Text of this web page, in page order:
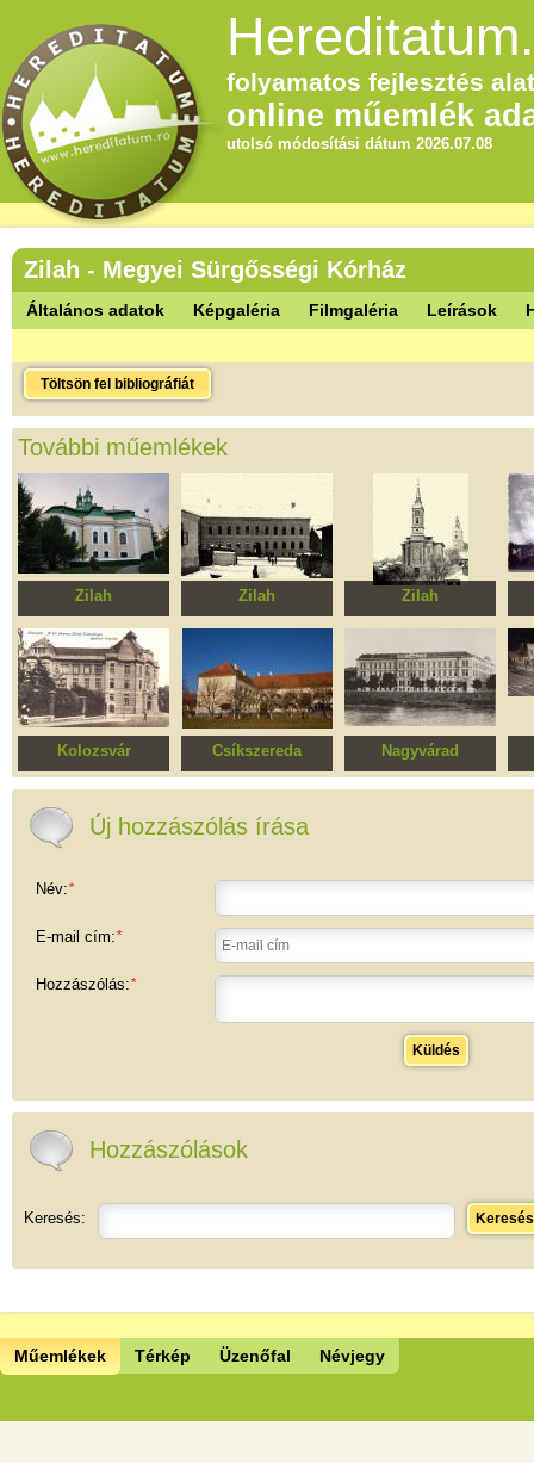
folyamatos fejlesztés
online műemlék
utolsó módosítási dátum 2026.07.08
Zilah - Megyei Sürgősségi Kórház
Általános adatok Képgaléria Filmgaléria Leírások
Töltsön fel bibliográfiát
További műemlékek
Zilah
Református templom
Zilah
Egykori Leányiskola,
iskola
Zilah
Római katolikus
Kolozsvár
Egyetemi Könyvtár
Csíkszereda
Volt vármegyeháza,
Nagyvárad
Emanuil Gojdu
Új hozzászólás írása
Név:*
E-mail cím:*
Hozzászólás:*
Küldés
Hozzászólások
Keresés: Keresés
Műemlékek Térkép Üzenőfal Névjegy